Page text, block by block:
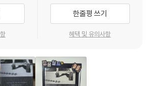
가 스스로 “나는 문학적 유머에 아무런 관심이
도시와 개들』 『녹색의 집』 『카데드랄 주점에서의
그의 대표작에서는 어떤 유머도 사용하지 않았던
둔하는 병사들의 성욕 해소를 위해 페루 군부
소재로 삼은 이 소설은 실제 사실에 바탕을 두고
진지한 어조로 소설을 쓰려고 했으나, 이 이야기
한줄평 쓰기
혜택 및 유의사항